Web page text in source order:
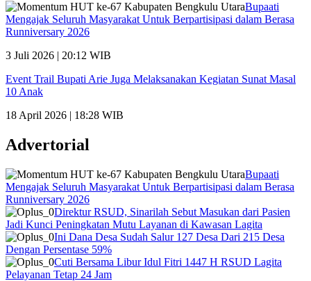
Bupaati
Mengajak Seluruh Masyarakat Untuk Berpartisipasi dalam Berasa
Runniversary 2026
3 Juli 2026 | 20:12 WIB
Event Trail Bupati Arie Juga Melaksanakan Kegiatan Sunat Masal
10 Anak
18 April 2026 | 18:28 WIB
Advertorial
Bupaati
Mengajak Seluruh Masyarakat Untuk Berpartisipasi dalam Berasa
Runniversary 2026
Direktur RSUD, Sinarilah Sebut Masukan dari Pasien
Jadi Kunci Peningkatan Mutu Layanan di Kawasan Lagita
Ini Dana Desa Sudah Salur 127 Desa Dari 215 Desa
Dengan Persentase 59%
Cuti Bersama Libur Idul Fitri 1447 H RSUD Lagita
Pelayanan Tetap 24 Jam